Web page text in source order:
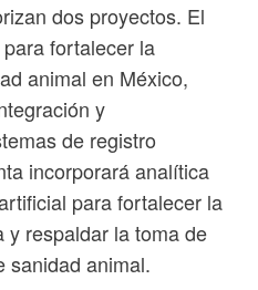
dos proyectos. El
fortalecer la
animal en México,
y
de registro
incorporará analítica
para fortalecer la
y respaldar la toma de
sanidad animal.